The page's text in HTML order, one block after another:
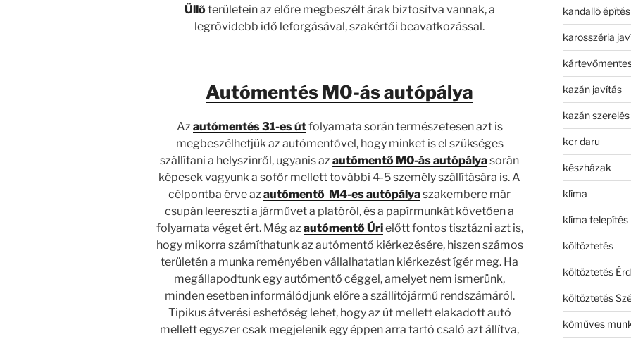
Üllőterületein az előre megbeszélt árak biztosítva vannak, a
legrövidebb idő leforgásával, szakértői beavatkozással.
Autómentés M0-ás autópálya
Azautómentés 31-es útfolyamata során természetesen azt is
megbeszélhetjük az autómentővel, hogy minket is el szükséges
szállítani a helyszínről, ugyanis azautómentő M0-ás autópályasorán
képesek vagyunk a sofőr mellett további 4-5 személy szállítására is. A
célpontba érve azautómentő M4-es autópályaszakembere már
csupán leereszti a járművet a platóról, és a papírmunkát követően a
folyamata véget ért. Még azautómentő Úrielőtt fontos tisztázni azt is,
hogy mikorra számíthatunk az autómentő kiérkezésére, hiszen számos
területén a munka reményében vállalhatatlan kiérkezést ígér meg. Ha
megállapodtunk egy autómentő céggel, amelyet nem ismerünk,
minden esetben informálódjunk előre a szállítójármű rendszámáról.
Tipikus átverési eshetőség lehet, hogy az út mellett elakadott autó
mellett egyszer csak megjelenik egy éppen arra tartó csaló azt állítva,
kandalló építés
karosszéria
kazán javítás
kazán szerelés
kcr daru
készházak
klíma
klíma telepítés
költöztetés
költöztetés Érd
költöztetés
kőműves